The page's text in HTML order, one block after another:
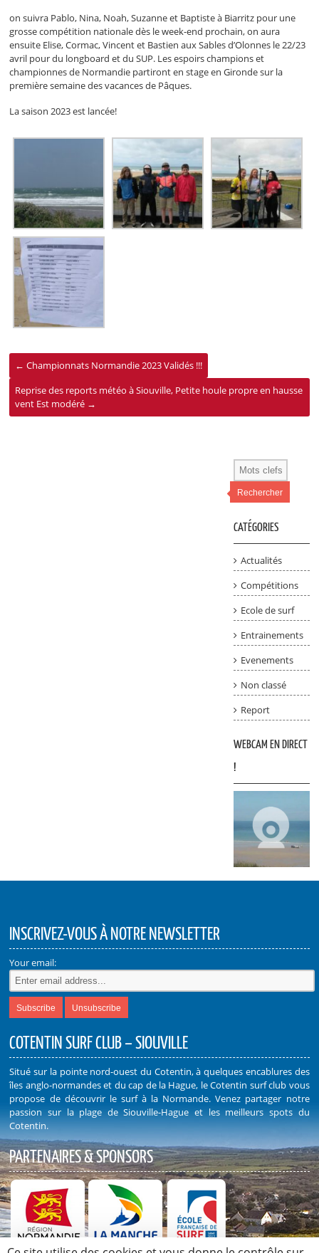
on suivra Pablo, Nina, Noah, Suzanne et Baptiste à Biarritz pour une
grosse compétition nationale dès le week-end prochain, on aura
ensuite Elise, Cormac, Vincent et Bastien aux Sables d’Olonnes le 22/23
avril pour du longboard et du SUP. Les espoirs champions et
championnes de Normandie partiront en stage en Gironde sur la
première semaine des vacances de Pâques.
La saison 2023 est lancée!
← Championnats Normandie 2023 Validés !!!
Reprise des reports météo à Siouville, Petite houle propre en hausse
vent Est modéré →
Rechercher
CATÉGORIES
Actualités
Compétitions
Ecole de surf
Entrainements
Evenements
Non classé
Report
WEBCAM EN DIRECT
!
INSCRIVEZ-VOUS À NOTRE NEWSLETTER
Your email:
COTENTIN SURF CLUB – SIOUVILLE
Situé sur la pointe nord-ouest du Cotentin, à quelques encablures des
îles anglo-normandes et du cap de la Hague, le Cotentin surf club vous
propose de découvrir le surf à la Normande. Venez partager notre
passion sur la plage de Siouville-Hague et les meilleurs spots du
Cotentin.
PARTENAIRES & SPONSORS